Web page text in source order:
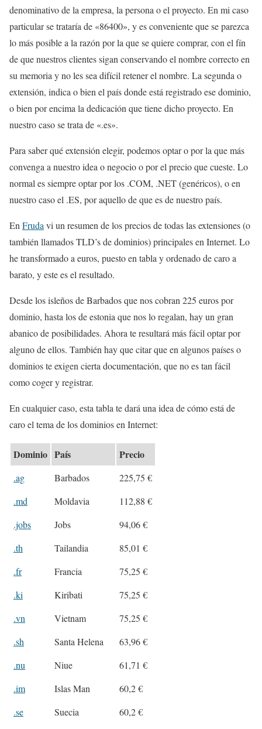
denominativo de la empresa, la persona o el proyecto. En mi caso
particular se trataría de «86400», y es conveniente que se parezca
lo más posible a la razón por la que se quiere comprar, con el fín
de que nuestros clientes sigan conservando el nombre correcto en
su memoria y no les sea difícil retener el nombre. La segunda o
extensión, indica o bien el país donde está registrado ese dominio,
o bien por encima la dedicación que tiene dicho proyecto. En
nuestro caso se trata de «.es».
Para saber qué extensión elegir, podemos optar o por la que más
convenga a nuestro idea o negocio o por el precio que cueste. Lo
normal es siempre optar por los .COM, .NET (genéricos), o en
nuestro caso el .ES, por aquello de que es de nuestro país.
En Fruda vi un resumen de los precios de todas las extensiones (o
también llamados TLD’s de dominios) principales en Internet. Lo
he transformado a euros, puesto en tabla y ordenado de caro a
barato, y este es el resultado.
Desde los isleños de Barbados que nos cobran 225 euros por
dominio, hasta los de estonia que nos lo regalan, hay un gran
abanico de posibilidades. Ahora te resultará más fácil optar por
alguno de ellos. También hay que citar que en algunos países o
dominios te exigen cierta documentación, que no es tan fácil
como coger y registrar.
En cualquier caso, esta tabla te dará una idea de cómo está de
caro el tema de los dominios en Internet:
Dominio País Precio
.ag Barbados
225,75 €
.md
Moldavia
112,88 €
.jobs
Jobs
94,06 €
.th
Tailandia
85,01 €
.fr
Francia
75,25 €
.ki
Kiribati
75,25 €
.vn
Vietnam
75,25 €
.sh
Santa Helena
63,96 €
.nu
Niue
61,71 €
.im
Islas Man
60,2 €
.se
Suecia 60,2 €